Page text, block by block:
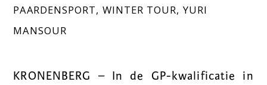
PAARDENSPORT, WINTER TOUR, YURI
MANSOUR
KRONENBERG – In de GP-kwalificatie in